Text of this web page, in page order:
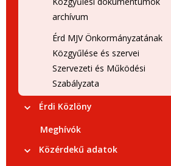
archívum
Érd MJV Önkormányzatának
Közgyűlése és szervei
Szervezeti és Működési
Szabályzata
Érdi Közlöny
Meghívók
Közérdekű adatok